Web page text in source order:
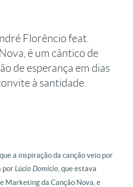
Florêncio feat.
é um cântico de
de esperança em dias
à santidade.
a inspiração da canção veio por
porLúcio Domício , que estava
Marketing da Canção Nova, e